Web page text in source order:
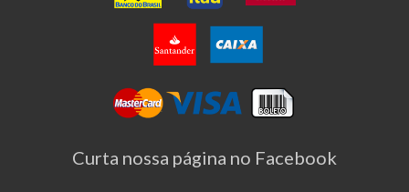
Curta nossa página no Facebook